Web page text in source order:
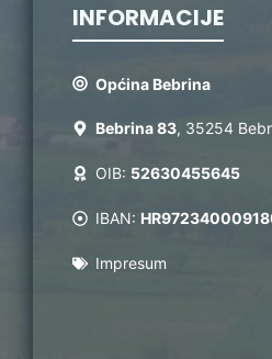
INFORMACIJE
Općina Bebrina
Bebrina 83, 35254
OIB: 52630455645
IBAN:
Impresum